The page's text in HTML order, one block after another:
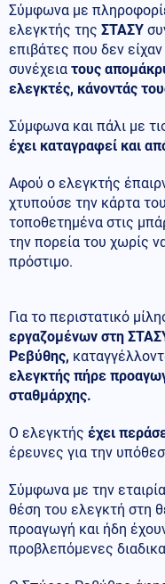
Σύμφωνα με
ελεγκτής της ΣΤΑΣΥ
επιβάτες που δεν είχαν
συνέχεια τους
ελεγκτές, κάνοντάς
Σύμφωνα και πάλι με
έχει καταγραφεί και
Αφού ο ελεγκτής
χτυπούσε την κάρτα
τοποθετημένα στις
την πορεία του χωρίς
πρόστιμο.
Για το περιστατικό
εργαζομένων στη
Ρεβύθης,
ελεγκτής πήρε
σταθμάρχης.
Ο ελεγκτής έχει
έρευνες για την
Σύμφωνα με την
θέση του ελεγκτή στη
προαγωγή και ήδη
προβλεπόμενες